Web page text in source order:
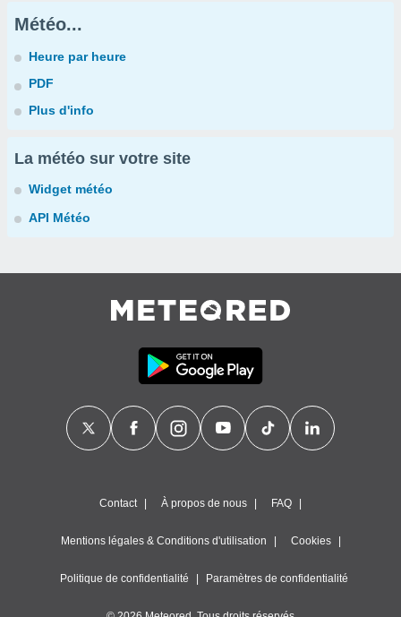
Météo...
Heure par heure
PDF
Plus d'info
La météo sur votre site
Widget météo
API Météo
Contact À propos de nous FAQ
Mentions légales & Conditions d'utilisation Cookies
Politique de confidentialité Paramètres de confidentialité